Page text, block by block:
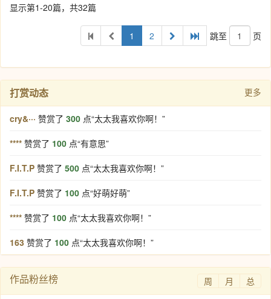
显示第1-20篇，共32篇
1 2 跳至 页
打赏动态 更多
cry&··· 赞赏了 300 点“太太我喜欢你啊！”
**** 赞赏了 100 点“有意思”
F.I.T.P 赞赏了 500 点“太太我喜欢你啊！”
F.I.T.P 赞赏了 100 点“好萌好萌”
**** 赞赏了 100 点“太太我喜欢你啊！”
163 赞赏了 100 点“太太我喜欢你啊！”
作品粉丝榜 周 月 总